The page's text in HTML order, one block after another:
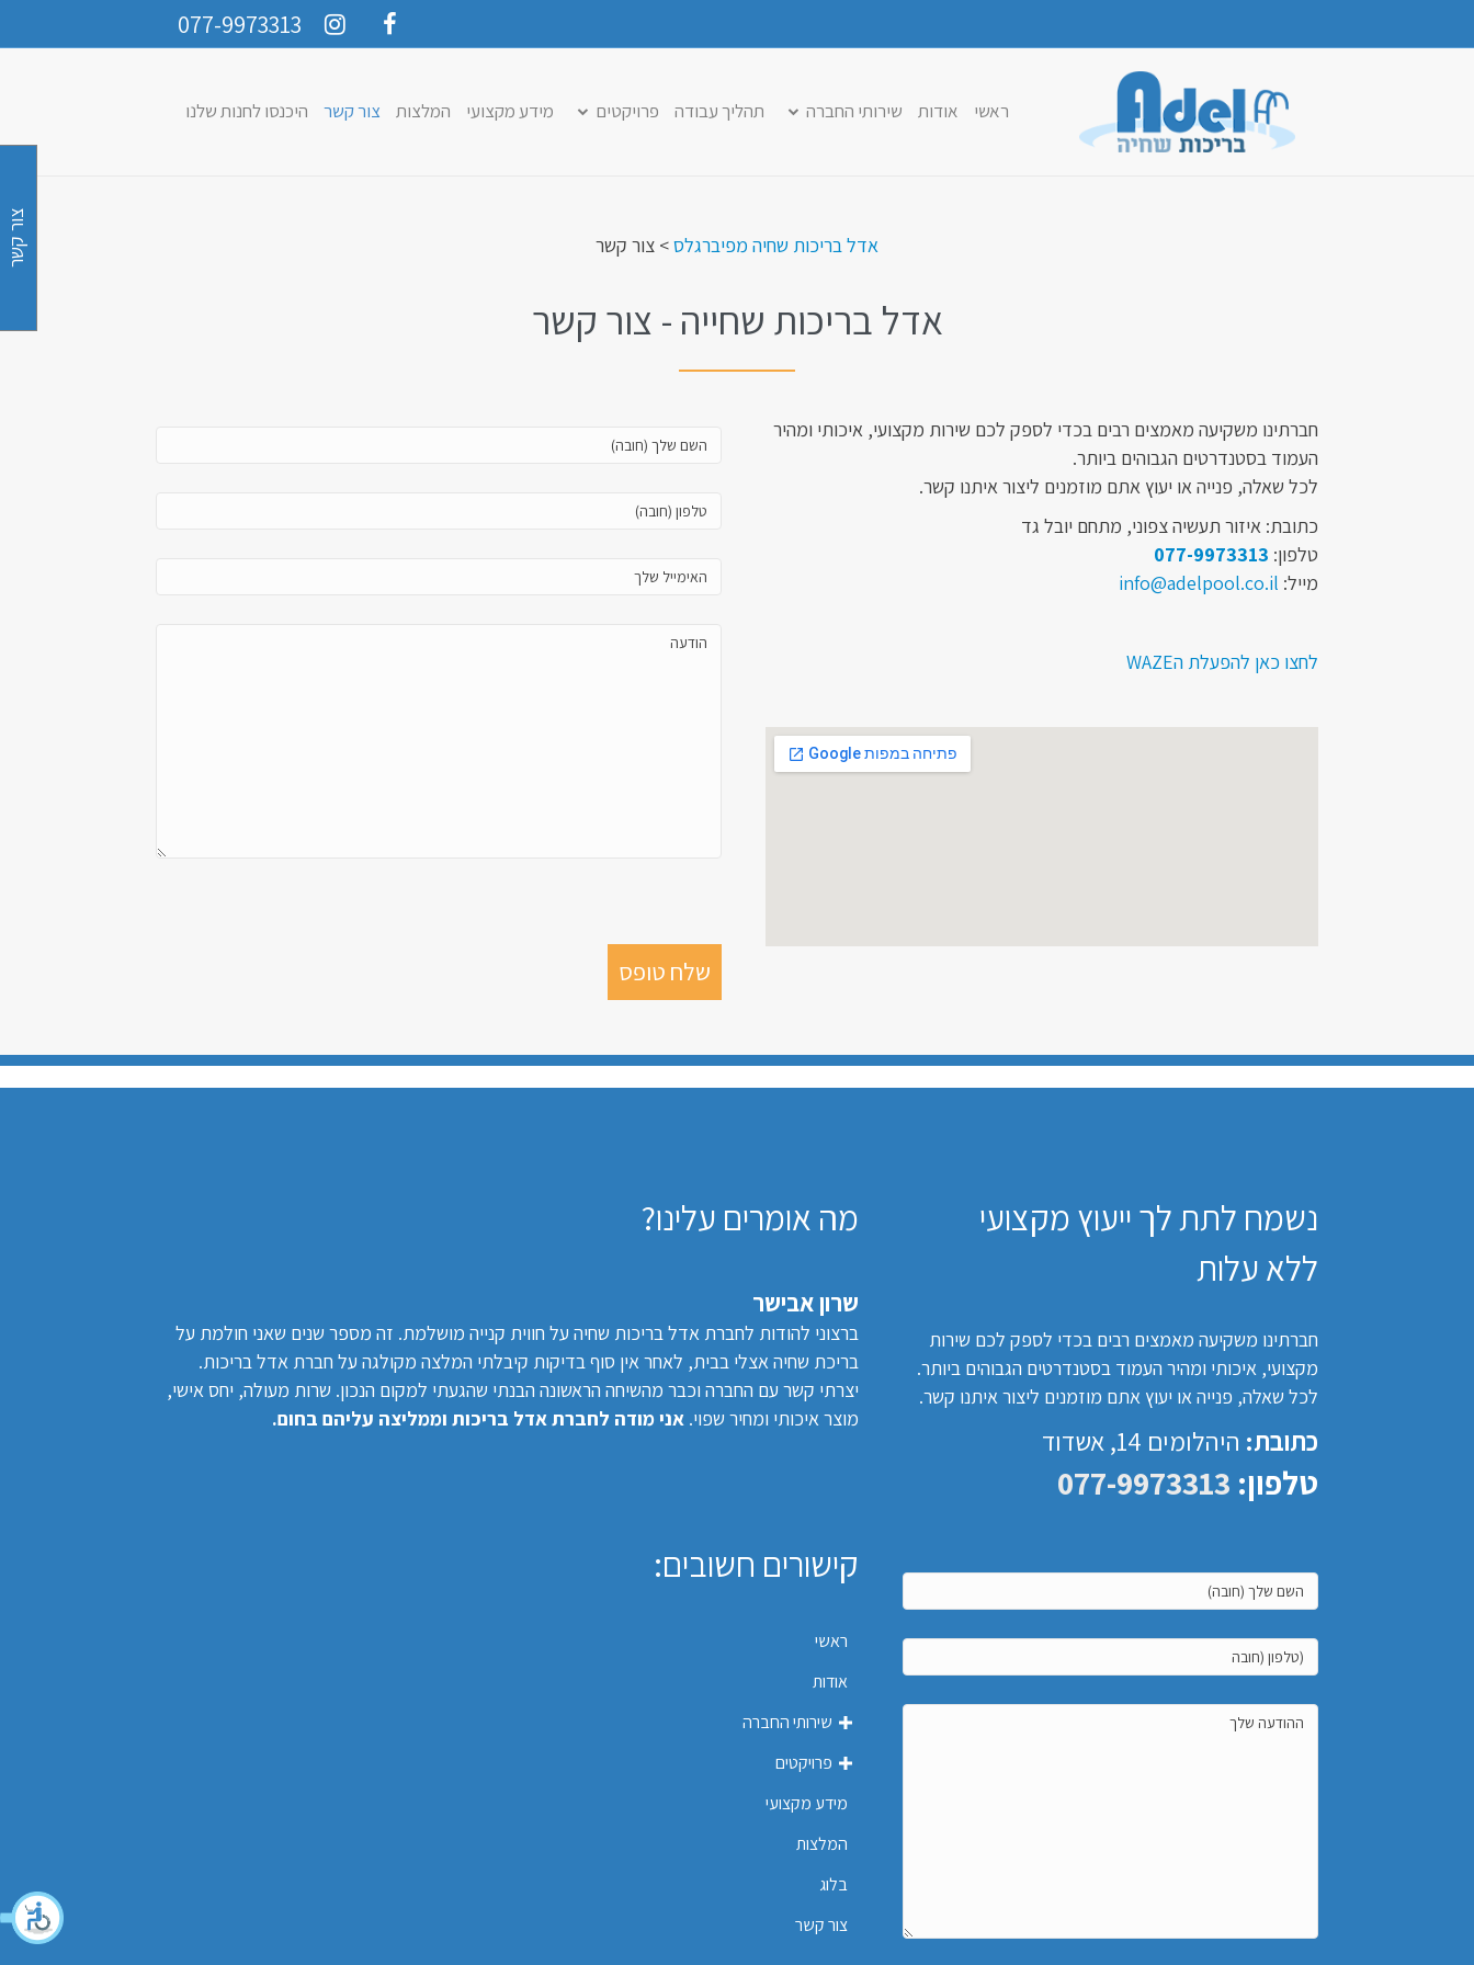
077-9973313
ראשי אודות שירותי החברה תהליך עבודה פרויקטים מידע מקצועי המלצות צור קשר היכנסו לחנות שלנו
אדל בריכות שחיה מפיברגלס> צור קשר
אדל בריכות שחייה - צור קשר
חברתינו משקיעה מאמצים רבים בכדי לספק לכם שירות מקצועי, איכותי ומהיר
העמוד בסטנדרטים הגבוהים ביותר.
לכל שאלה, פנייה או יעוץ אתם מוזמנים ליצור איתנו קשר.
כתובת: איזור תעשיה צפוני, מתחם יובל גד
טלפון: 077-9973313
מייל: info@adelpool.co.il
לחצו כאן להפעלת הWAZE
השם
טלפון
האימייל
הודעה:
נשמח לתת לך ייעוץ מקצועי
ללא עלות
חברתינו משקיעה מאמצים רבים בכדי לספק לכם שירות
מקצועי, איכותי ומהיר העמוד בסטנדרטים הגבוהים ביותר.
לכל שאלה, פנייה או יעוץ אתם מוזמנים ליצור איתנו קשר.
כתובת: היהלומים 14, אשדוד
טלפון: 077-9973313
השם
שלך
(חובה):
טלפון
(חובה):
האימייל
מה אומרים עלינו?
שרון אבישר
ברצוני להודות לחברת אדל בריכות שחיה על חווית קנייה מושלמת. זה מספר שנים שאני חולמת על
בריכת שחיה אצלי בבית, לאחר אין סוף בדיקות קיבלתי המלצה מקולגה על חברת אדל בריכות.
יצרתי קשר עם החברה וכבר מהשיחה הראשונה הבנתי שהגעתי למקום הנכון. שרות מעולה, יחס אישי,
מוצר איכותי ומחיר שפוי. אני מודה לחברת אדל בריכות וממליצה עליהם בחום.
קישורים חשובים:
ראשי
אודות
שירותי החברה
פרויקטים
מידע מקצועי
המלצות
בלוג
צור קשר
צור קשר